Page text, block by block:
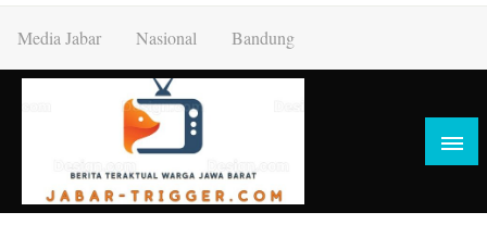
content
Media Jabar Nasional Bandung